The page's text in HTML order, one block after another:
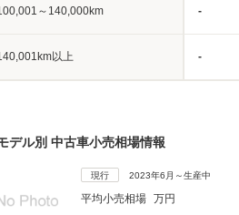
～140,000km -
以上 -
デル別 中古車小売相場情報
現行 2023年6月～生産中
平均小売相場 万円